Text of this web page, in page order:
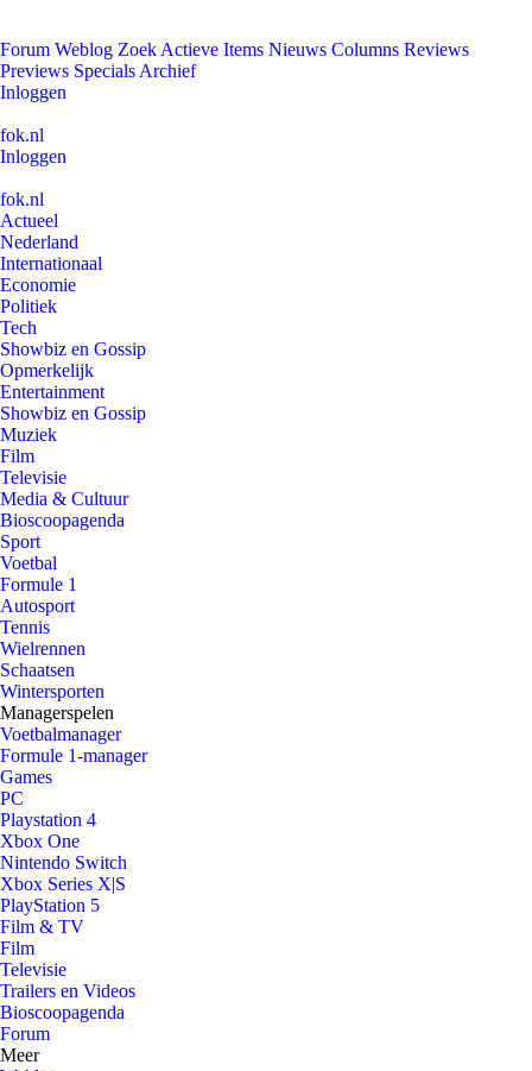
Forum Weblog Zoek Actieve Items Nieuws Columns Reviews
Previews Specials Archief
Inloggen
fok.nl
Inloggen
fok.nl
Actueel
Nederland
Internationaal
Economie
Politiek
Tech
Showbiz en Gossip
Opmerkelijk
Entertainment
Showbiz en Gossip
Muziek
Film
Televisie
Media & Cultuur
Bioscoopagenda
Sport
Voetbal
Formule 1
Autosport
Tennis
Wielrennen
Schaatsen
Wintersporten
Managerspelen
Voetbalmanager
Formule 1-manager
Games
PC
Playstation 4
Xbox One
Nintendo Switch
Xbox Series X|S
PlayStation 5
Film & TV
Film
Televisie
Trailers en Videos
Bioscoopagenda
Forum
Meer